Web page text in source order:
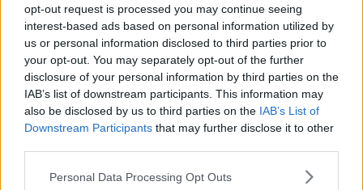
opt-out request is processed you may continue seeing
interest-based ads based on personal information utilized by
us or personal information disclosed to third parties prior to
your opt-out. You may separately opt-out of the further
disclosure of your personal information by third parties on the
IAB’s list of downstream participants. This information may
also be disclosed by us to third parties on the IAB’s List of
Downstream Participants that may further disclose it to other
Please note that this website/app uses one or more Google
Personal Data Processing Opt Outs
"spillsäker" vattenskål och ventilationsfläkt.
Utdragbar ramp
När hunden ska lämna bilen är det bara att dra
ut en ramp som finns förvarad under
hundsängens plattformen. Självklart ska det